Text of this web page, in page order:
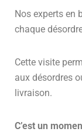
Nos experts en
chaque
Cette visite
aux désordres
livraison.
C’est un